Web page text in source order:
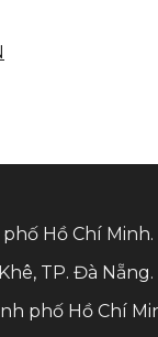
Hồ Chí Minh.
TP. Đà Nẵng.
phố Hồ Chí